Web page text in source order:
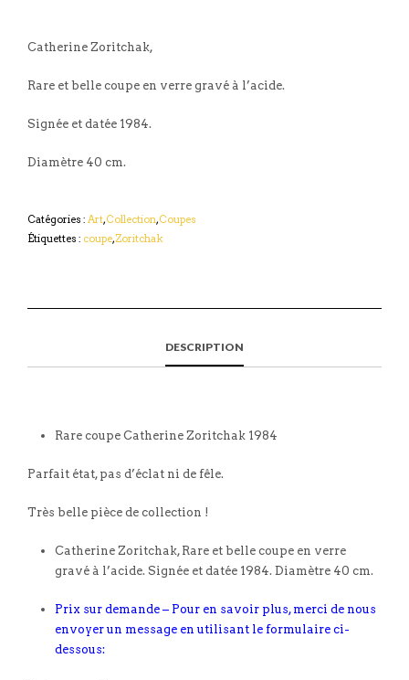
Catherine Zoritchak,
Rare et belle coupe en verre gravé à l’acide.
Signée et datée 1984.
Diamètre 40 cm.
Catégories : Art,Collection,Coupes
Étiquettes : coupe,Zoritchak
DESCRIPTION
Rare coupe Catherine Zoritchak 1984
Parfait état, pas d’éclat ni de fêle.
Très belle pièce de collection !
Catherine Zoritchak, Rare et belle coupe en verre
gravé à l’acide. Signée et datée 1984. Diamètre 40 cm.
Prix sur demande – Pour en savoir plus, merci de nous
envoyer un message en utilisant le formulaire ci-
dessous: